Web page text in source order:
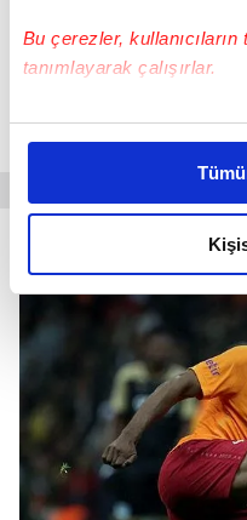
Bu çerezler, kullanıcıların
tanımlayarak çalışırlar.
Bu çerezlere izin
daha iyi reklam deneyimi
amacımızın size daha
olduğunu ve sizlere en iyi
elimizden gelen çabayı
reklamların
kalemimiz olduğunu
Her halükârda,
takdirde, kullanıcılara
gösterilmeyecektir."
Sizlere daha iyi bir
Derbilerle ilgili
Fenerbahçe